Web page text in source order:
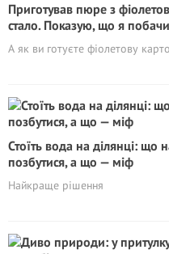
Приготував пюре з
стало. Показую, що я
А як ви готуєте фіолетову
Стоїть вода на ділянці: що
позбутися, а що — міф
Найкраще рішення